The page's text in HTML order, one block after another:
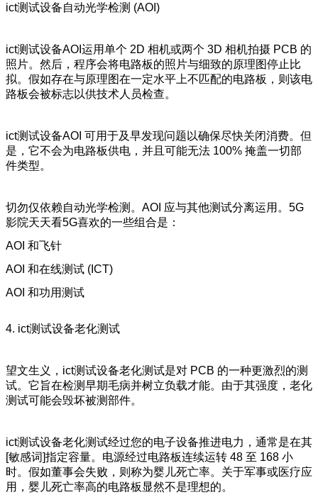
ict测试设备自动光学检测 (AOI)
ict测试设备AOI运用单个 2D 相机或两个 3D 相机拍摄 PCB 的
照片。然后，程序会将电路板的照片与细致的原理图停止比
拟。假如存在与原理图在一定水平上不匹配的电路板，则该电
路板会被标志以供技术人员检查。
ict测试设备AOI 可用于及早发现问题以确保尽快关闭消费。但
是，它不会为电路板供电，并且可能无法 100% 掩盖一切部
件类型。
切勿仅依赖自动光学检测。AOI 应与其他测试分离运用。5G
影院天天看5G喜欢的一些组合是：
AOI 和飞针
AOI 和在线测试 (ICT)
AOI 和功用测试
4. ict测试设备老化测试
望文生义，ict测试设备老化测试是对 PCB 的一种更激烈的测
试。它旨在检测早期毛病并树立负载才能。由于其强度，老化
测试可能会毁坏被测部件。
ict测试设备老化测试经过您的电子设备推进电力，通常是在其
[敏感词]指定容量。电源经过电路板连续运转 48 至 168 小
时。假如董事会失败，则称为婴儿死亡率。关于军事或医疗应
用，婴儿死亡率高的电路板显然不是理想的。